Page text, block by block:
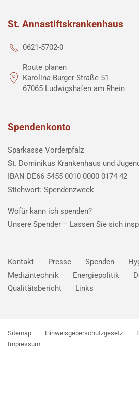
St. Annastiftskrankenhaus
0621-5702-0
Route planen
Karolina-Burger-Straße 51
67065 Ludwigshafen am Rhein
Spendenkonto
Sparkasse Vorderpfalz
St. Dominikus Krankenhaus und
IBAN DE66 5455 0010 0000 0174 42
Stichwort: Spendenzweck
Wofür kann ich spenden?
Unsere Spender – Lassen Sie sich
Kontakt Presse Spenden
Medizintechnik
Energiepolitik
Qualitätsbericht
Links
Sitemap Hinweisgeberschutzgesetz
Impressum